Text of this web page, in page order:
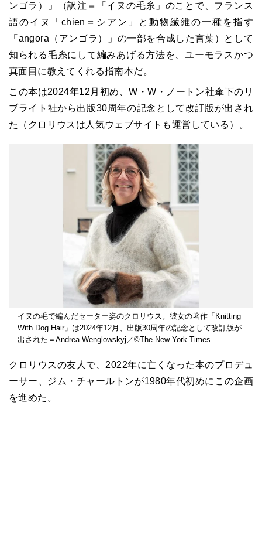
ンゴラ）」（訳注＝「イヌの毛糸」のことで、フランス
語のイヌ「chien＝シアン」と動物繊維の一種を指す
「angora（アンゴラ）」の一部を合成した言葉）として
知られる毛糸にして編みあげる方法を、ユーモラスかつ
真面目に教えてくれる指南本だ。
この本は2024年12月初め、W・W・ノートン社傘下のリ
ブライト社から出版30周年の記念として改訂版が出され
た（クロリウスは人気ウェブサイトも運営している）。
イヌの毛で編んだセーター姿のクロリウス。彼女の著作「Knitting
With Dog Hair」は2024年12月、出版30周年の記念として改訂版が
出された＝Andrea Wenglowskyj／©The New York Times
クロリウスの友人で、2022年に亡くなった本のプロデュ
ーサー、ジム・チャールトンが1980年代初めにこの企画
を進めた。